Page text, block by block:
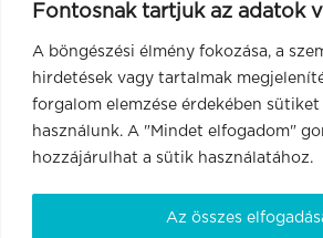
Fontosnak tartjuk az adatok
A böngészési élmény fokozása, a
hirdetések vagy tartalmak
forgalom elemzése érdekében
használunk. A "Mindet elfogadom"
hozzájárulhat a sütik használatához.
Az összes